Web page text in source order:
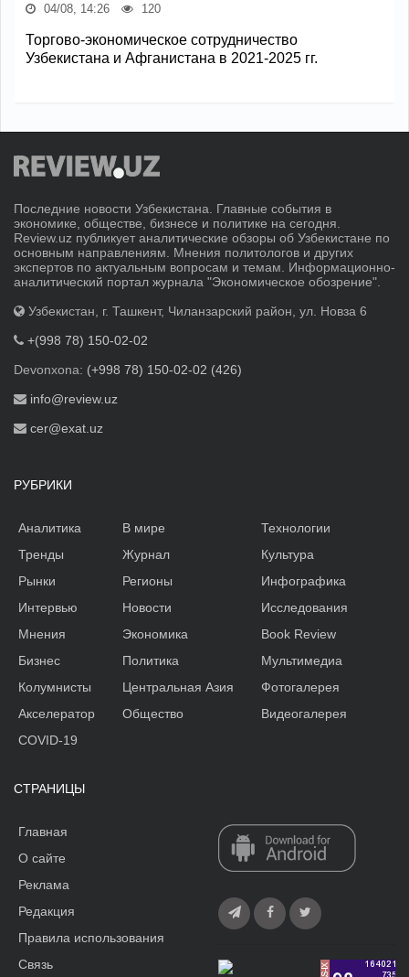
04/08, 14:26 120
Торгово-экономическое сотрудничество
Узбекистана и Афганистана в 2021-2025 гг.
Последние новости Узбекистана. Главные события в
экономике, обществе, бизнесе и политике на сегодня.
Review.uz публикует аналитические обзоры об Узбекистане по
основным направлениям. Мнения политологов и других
экспертов по актуальным вопросам и темам. Информационно-
аналитический портал журнала "Экономическое обозрение".
Узбекистан, г. Ташкент, Чиланзарский район, ул. Новза 6
+(998 78) 150-02-02
Devonxona: (+998 78) 150-02-02 (426)
info@review.uz
cer@exat.uz
РУБРИКИ
Аналитика
Тренды
Рынки
Интервью
Мнения
Бизнес
Колумнисты
Акселератор
В мире
Журнал
Регионы
Новости
Экономика
Политика
Центральная Азия
Общество
Технологии
Культура
Инфографика
Исследования
Book Review
Мультимедиа
Фотогалерея
Видеогалерея
COVID-19
СТРАНИЦЫ
Главная
О сайте
Реклама
Редакция
Правила использования
Связь